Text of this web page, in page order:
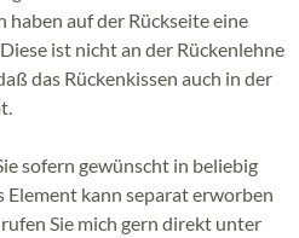
haben auf der Rückseite eine
ist nicht an der Rückenlehne
das Rückenkissen auch in der
sofern gewünscht in beliebig
kann separat erworben
Sie mich gern direkt unter